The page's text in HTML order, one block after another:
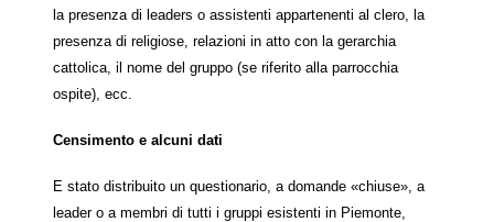
la presenza di leaders o assistenti appartenenti al clero, la
presenza di religiose, relazioni in atto con la gerarchia
cattolica, il nome del gruppo (se riferito alla parrocchia
ospite), ecc.
Censimento e alcuni dati
E stato distribuito un questionario, a domande «chiuse», a
leader o a membri di tutti i gruppi esistenti in Piemonte,